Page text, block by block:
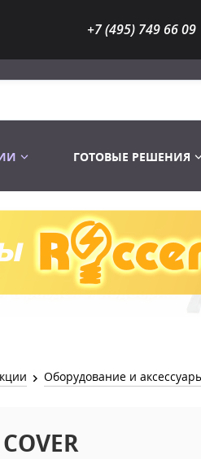
+7 (495) 749 66 09
Лампы
ГОТОВЫЕ РЕШЕНИЯ
Оборудование и